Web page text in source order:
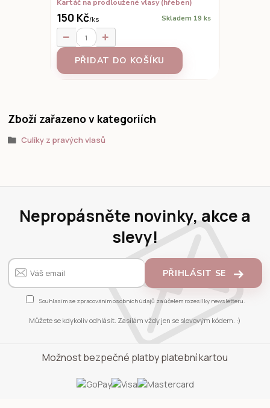
Kartáč na prodloužené vlasy (hřeben)
150 Kč/ks Skladem 19 ks
PŘIDAT DO KOŠÍKU
Zboží zařazeno v kategoriích
Culíky z pravých vlasů
Nepropásněte novinky, akce a
slevy!
PŘIHLÁSIT SE
Souhlasím se zpracováním osobních údajů za účelem rozesílky newsletteru.
Můžete se kdykoliv odhlásit. Zasílám vždy jen se slevovým kódem. :)
Možnost bezpečné platby platební kartou